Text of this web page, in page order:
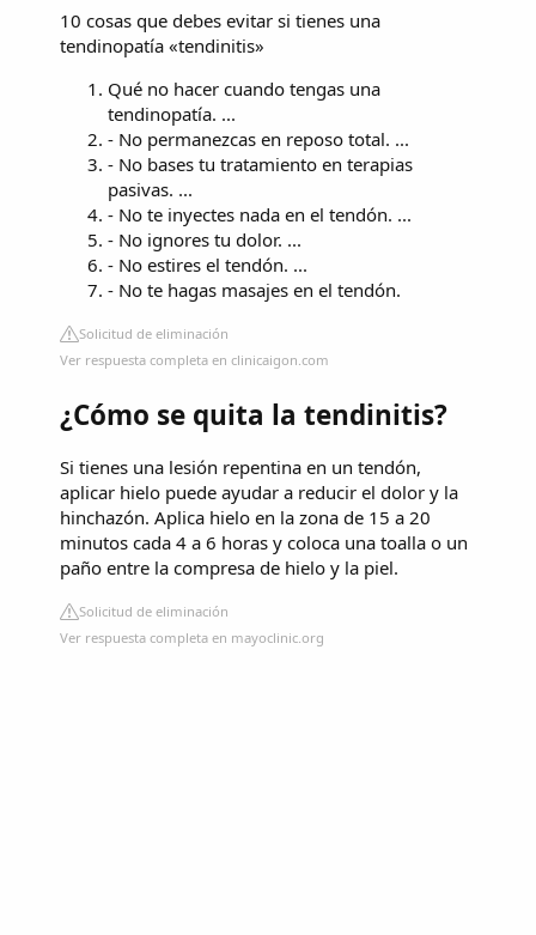
10 cosas que debes evitar si tienes una
tendinopatía «tendinitis»
Qué no hacer cuando tengas una
tendinopatía. ...
- No permanezcas en reposo total. ...
- No bases tu tratamiento en terapias
pasivas. ...
- No te inyectes nada en el tendón. ...
- No ignores tu dolor. ...
- No estires el tendón. ...
- No te hagas masajes en el tendón.
Solicitud de eliminación
Ver respuesta completa en clinicaigon.com
¿Cómo se quita la tendinitis?
Si tienes una lesión repentina en un tendón,
aplicar hielo puede ayudar a reducir el dolor y la
hinchazón. Aplica hielo en la zona de 15 a 20
minutos cada 4 a 6 horas y coloca una toalla o un
paño entre la compresa de hielo y la piel.
Solicitud de eliminación
Ver respuesta completa en mayoclinic.org